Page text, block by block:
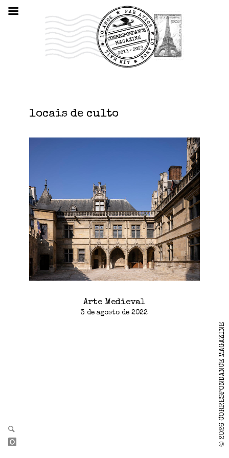
locais de culto
Arte Medieval
3 de agosto de 2022
©
2026 CORRESPONDANCE MAGAZINE